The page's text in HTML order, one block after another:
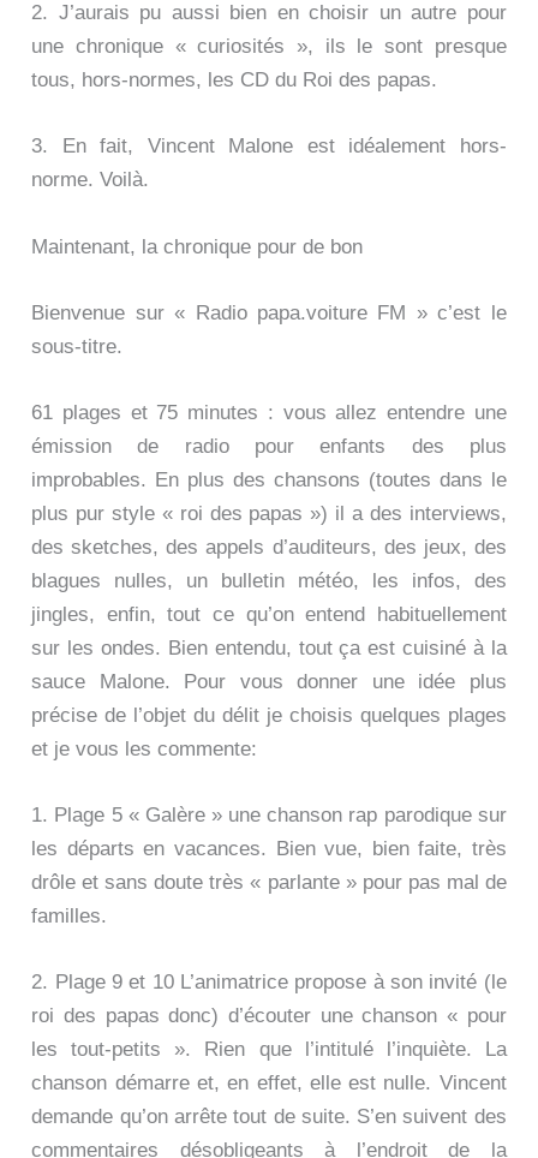
2. J’aurais pu aussi bien en choisir un autre pour
une chronique « curiosités », ils le sont presque
tous, hors-normes, les CD du Roi des papas.
3. En fait, Vincent Malone est idéalement hors-
norme. Voilà.
Maintenant, la chronique pour de bon
Bienvenue sur « Radio papa.voiture FM » c’est le
sous-titre.
61 plages et 75 minutes : vous allez entendre une
émission de radio pour enfants des plus
improbables. En plus des chansons (toutes dans le
plus pur style « roi des papas ») il a des interviews,
des sketches, des appels d’auditeurs, des jeux, des
blagues nulles, un bulletin météo, les infos, des
jingles, enfin, tout ce qu’on entend habituellement
sur les ondes. Bien entendu, tout ça est cuisiné à la
sauce Malone. Pour vous donner une idée plus
précise de l’objet du délit je choisis quelques plages
et je vous les commente:
1. Plage 5 « Galère » une chanson rap parodique sur
les départs en vacances. Bien vue, bien faite, très
drôle et sans doute très « parlante » pour pas mal de
familles.
2. Plage 9 et 10 L’animatrice propose à son invité (le
roi des papas donc) d’écouter une chanson « pour
les tout-petits ». Rien que l’intitulé l’inquiète. La
chanson démarre et, en effet, elle est nulle. Vincent
demande qu’on arrête tout de suite. S’en suivent des
commentaires désobligeants à l’endroit de la